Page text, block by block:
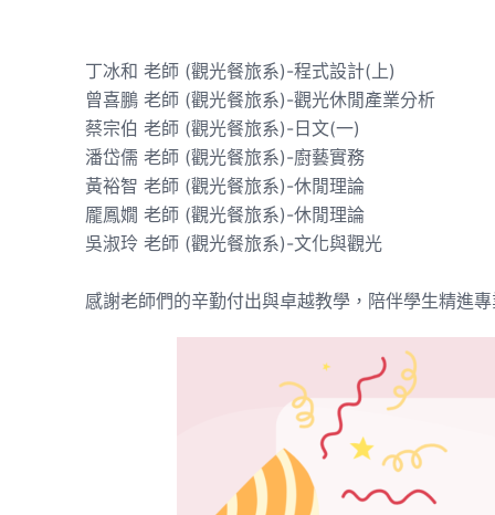
丁冰和 老師 (觀光餐旅系)-程式設計(上)
曾喜鵬 老師 (觀光餐旅系)-觀光休閒產業分析
蔡宗伯 老師 (觀光餐旅系)-日文(一)
潘岱儒 老師 (觀光餐旅系)-廚藝實務
黃裕智 老師 (觀光餐旅系)-休閒理論
龎鳳嫺 老師 (觀光餐旅系)-休閒理論
吳淑玲 老師 (觀光餐旅系)-文化與觀光
感謝老師們的辛勤付出與卓越教學，陪伴學生精進